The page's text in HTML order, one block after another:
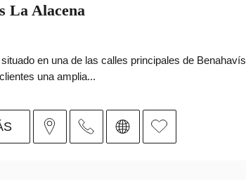
La Alacena
en una de las calles principales de Benahavís
una amplia...